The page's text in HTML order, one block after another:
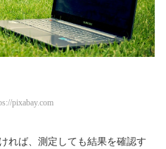
pixabay.com
れば、測定しても結果を確認す